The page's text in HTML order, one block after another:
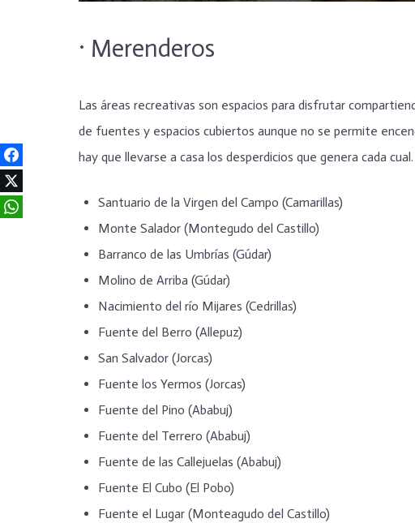
· Merenderos
Las áreas recreativas son espacios para disfrutar
de fuentes y espacios cubiertos aunque no se permite
hay que llevarse a casa los desperdicios que genera cada
Santuario de la Virgen del Campo (Camarillas)
Monte Salador (Montegudo del Castillo)
Barranco de las Umbrías (Gúdar)
Molino de Arriba (Gúdar)
Nacimiento del río Mijares (Cedrillas)
Fuente del Berro (Allepuz)
San Salvador (Jorcas)
Fuente los Yermos (Jorcas)
Fuente del Pino (Ababuj)
Fuente del Terrero (Ababuj)
Fuente de las Callejuelas (Ababuj)
Fuente El Cubo (El Pobo)
Fuente el Lugar (Monteagudo del Castillo)